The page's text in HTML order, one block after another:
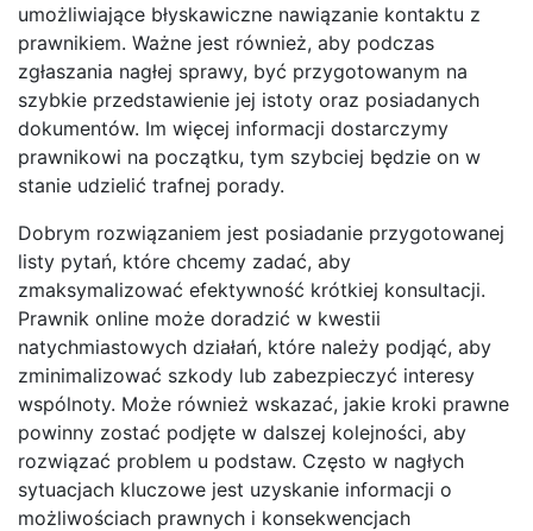
umożliwiające błyskawiczne nawiązanie kontaktu z
prawnikiem. Ważne jest również, aby podczas
zgłaszania nagłej sprawy, być przygotowanym na
szybkie przedstawienie jej istoty oraz posiadanych
dokumentów. Im więcej informacji dostarczymy
prawnikowi na początku, tym szybciej będzie on w
stanie udzielić trafnej porady.
Dobrym rozwiązaniem jest posiadanie przygotowanej
listy pytań, które chcemy zadać, aby
zmaksymalizować efektywność krótkiej konsultacji.
Prawnik online może doradzić w kwestii
natychmiastowych działań, które należy podjąć, aby
zminimalizować szkody lub zabezpieczyć interesy
wspólnoty. Może również wskazać, jakie kroki prawne
powinny zostać podjęte w dalszej kolejności, aby
rozwiązać problem u podstaw. Często w nagłych
sytuacjach kluczowe jest uzyskanie informacji o
możliwościach prawnych i konsekwencjach